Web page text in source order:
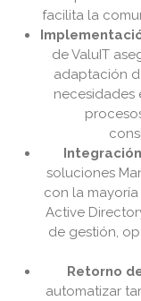
facilita la
de ValuIT
adaptación
necesidades
soluciones
con la mayoría
Active
de gestión,
Retorno
automatizar